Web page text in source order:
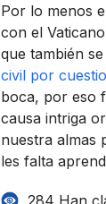
Por lo menos
con el
que también
civil por
boca, por eso
causa intriga
nuestra almas
les falta
284 Han